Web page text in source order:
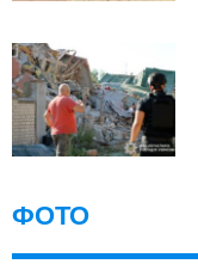
ФОТО